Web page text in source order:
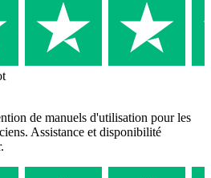
de manuels d'utilisation pour les
Assistance et disponibilité